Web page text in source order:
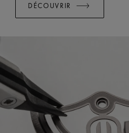
DÉCOUVRIR